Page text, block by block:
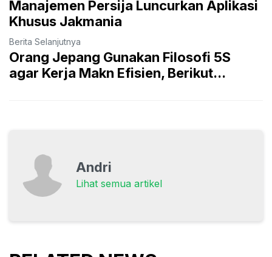
Manajemen Persija Luncurkan Aplikasi
Khusus Jakmania
Berita Selanjutnya
Orang Jepang Gunakan Filosofi 5S
agar Kerja Makn Efisien, Berikut...
Andri
Lihat semua artikel